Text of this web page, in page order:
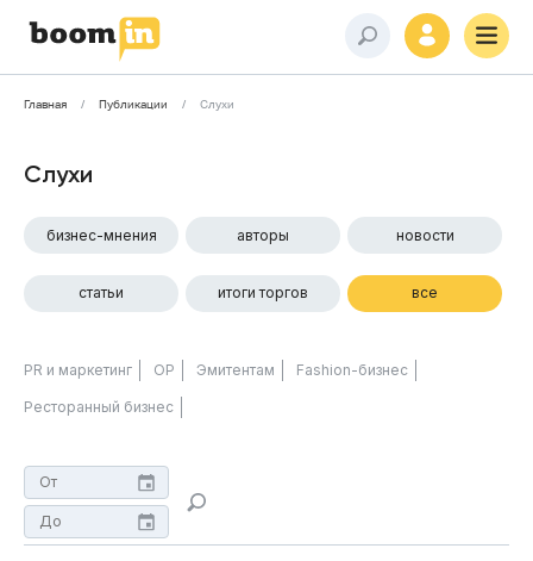
Главная Публикации Слухи
Слухи
бизнес-мнения авторы новости
статьи итоги торгов все
PR и маркетинг ОР Эмитентам Fashion-бизнес
Ресторанный бизнес